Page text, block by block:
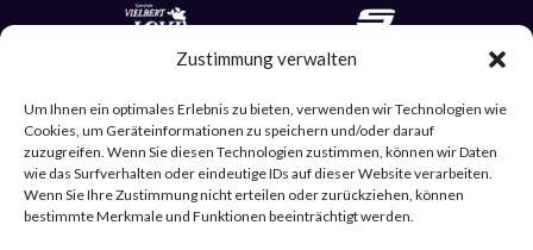
Zustimmung verwalten
Um Ihnen ein optimales Erlebnis zu bieten, verwenden wir Technologien wie
Cookies, um Geräteinformationen zu speichern und/oder darauf
zuzugreifen. Wenn Sie diesen Technologien zustimmen, können wir Daten
wie das Surfverhalten oder eindeutige IDs auf dieser Website verarbeiten.
Wenn Sie Ihre Zustimmung nicht erteilen oder zurückziehen, können
bestimmte Merkmale und Funktionen beeinträchtigt werden.